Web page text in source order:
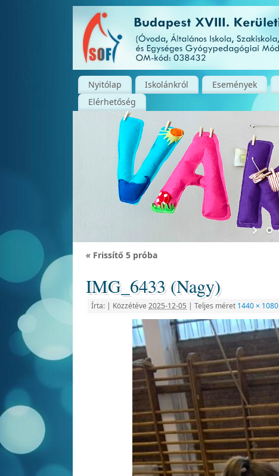
Nyitólap Iskolánkról Események
Elérhetőség
« Frissítő 5 próba
IMG_6433 (Nagy)
Írta: | Közzétéve 2025-12-05 | Teljes méret 1440 × 1080